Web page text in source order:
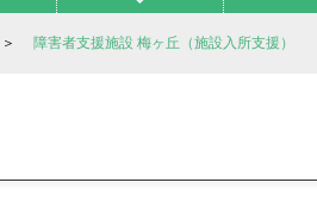
＞ 障害者支援施設 梅ヶ丘（施設入所支援）